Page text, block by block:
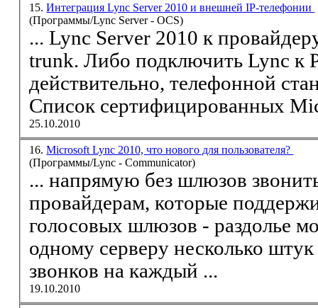
15.Интеграция Lync Server 2010 и внешней IP-телефонии
(Программы/Lync Server - OCS)
... Lync Server
trunk. Либо подключить Lync к
действительно, телефонной
Список сертифицированных
25.10.2010
16.Microsoft Lync 2010, что нового для пользователя?
(Программы/Lync - Communicator)
... напрямую без шлюзов
провайдерам, которые
голосовых шлюзов - раздолье
одному серверу несколько
звонков на каждый ...
19.10.2010